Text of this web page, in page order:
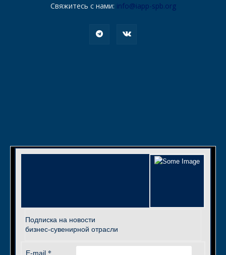
Свяжитесь с нами: info@iapp-spb.org
Подписка на новости
бизнес-сувенирной отрасли
E-mail